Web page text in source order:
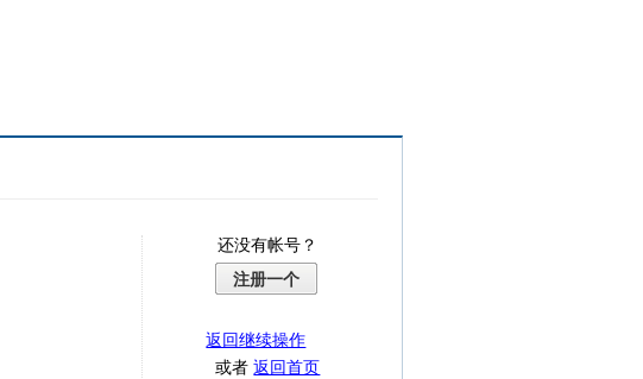
还没有帐号？
注册一个
返回继续操作
或者返回首页